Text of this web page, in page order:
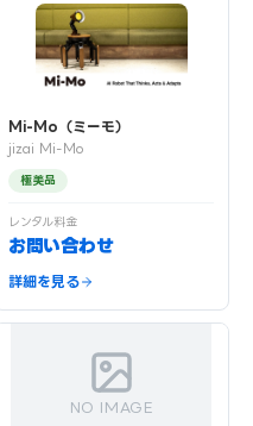
Mi-Mo（ミーモ）
jizai Mi-Mo
極美品
レンタル料金
お問い合わせ
詳細を見る
NO IMAGE